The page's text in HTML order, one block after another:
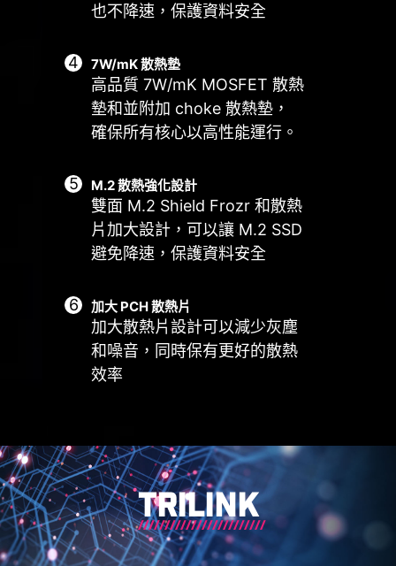
也不降速，保護資料安全
7W/mK 散熱墊
高品質 7W/mK MOSFET 散熱
墊和並附加 choke 散熱墊，
確保所有核心以高性能運行。
M.2 散熱強化設計
雙面 M.2 Shield Frozr 和散熱
片加大設計，可以讓 M.2 SSD
避免降速，保護資料安全
加大 PCH 散熱片
加大散熱片設計可以減少灰塵
和噪音，同時保有更好的散熱
效率
動檢
系統風扇
支援自動檢測
EXCLUSIVE EZ
CONN. - JAF_2
3A 供電（風扇）
/ 專門支援 MSI 零
該連接埠會自動偵測是否為幫浦或
PWM/DC 風扇，其獨特的灰色設計，
更容易識別。
最多可儲存 5 組不同情境設定檔
Smart Fan
並允許手動調整溫度曲線。
手動風扇
允許用戶手動設定風扇轉速百分比
Follow MSI Center 模
BIOS 模
在 BIOS 中調整風扇設定。
自定義
Frozr AI 散熱系統針對CPU 與GPU 溫
速，確保最佳效能。
TRILINK